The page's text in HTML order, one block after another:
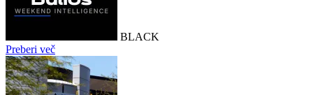
BLACK
Preberi več